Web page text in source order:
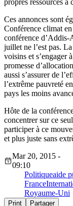
Ces annonces sont
Conférence climat
conférence d’Addis-
juillet ne l’est pas.
voisins et s’engager
promesse
aussi s’assurer de
l’extrême pauvreté
pays les moins
Hôte de la
concentrer sur ce
participer à ce
et plus juste sans
Mar 20, 2015 -
09:10
Politiqueaide
France
Royaume-Uni
Print Partager